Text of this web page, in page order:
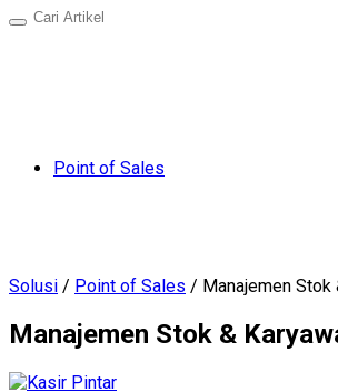
Point of Sales
Solusi / Point of Sales / Manajemen Stok
Manajemen Stok &